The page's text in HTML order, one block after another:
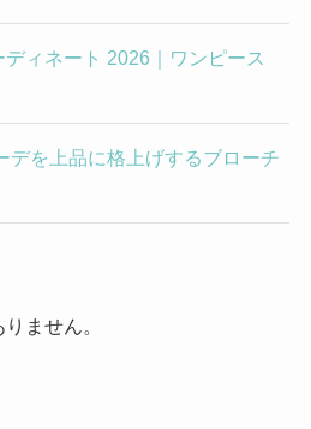
ィネート 2026｜ワンピース
デを上品に格上げするブローチ
ません。